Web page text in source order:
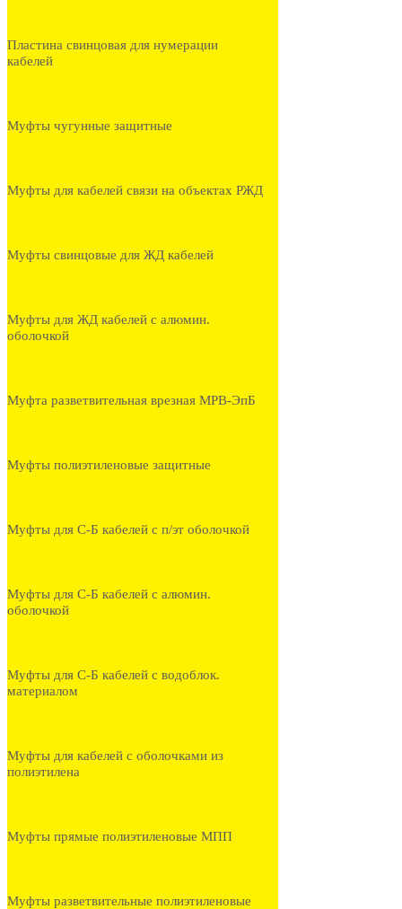
Пластина свинцовая для нумерации
кабелей
Муфты чугунные защитные
Муфты для кабелей связи на объектах РЖД
Муфты свинцовые для ЖД кабелей
Муфты для ЖД кабелей с алюмин.
оболочкой
Муфта разветвительная врезная МРВ-ЭпБ
Муфты полиэтиленовые защитные
Муфты для С-Б кабелей с п/эт оболочкой
Муфты для С-Б кабелей с алюмин.
оболочкой
Муфты для С-Б кабелей с водоблок.
материалом
Муфты для кабелей с оболочками из
полиэтилена
Муфты прямые полиэтиленовые МПП
Муфты разветвительные полиэтиленовые